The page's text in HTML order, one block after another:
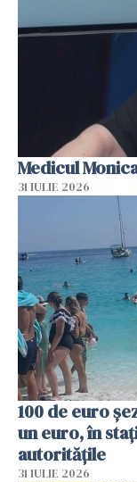
Medicul
31 IULIE 2026
100 de euro
un euro, în
autoritățile
31 IULIE 2026